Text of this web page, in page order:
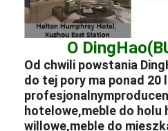
O
Od chwili powstania
do tej pory ma ponad
profesjonalnym
hotelowe,meble do holu
willowe,meble do